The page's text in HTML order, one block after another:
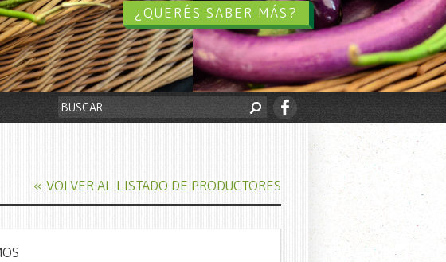
¿QUERÉS SABER MÁS?
« VOLVER AL LISTADO DE PRODUCTORES